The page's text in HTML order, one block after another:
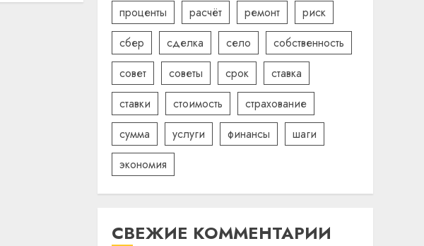
проценты
расчёт ремонт
риск
сбер
сделка село
собственность
совет
советы срок
ставка
ставки
стоимость
страхование
сумма
услуги финансы
шаги
экономия
СВЕЖИЕ КОММЕНТАРИИ